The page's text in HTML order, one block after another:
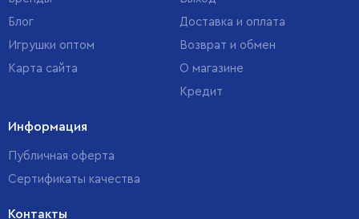
Блог
Игрушки оптом
Карта сайта
Доставка и оплата
Возврат и обмен
О магазине
Кредит
Информация
Публичная оферта
Сертификаты качества
Контакты